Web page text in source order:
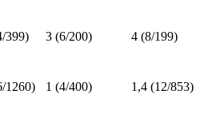
399) 3 (6/200) 4 (8/199)
1260) 1 (4/400) 1,4 (12/853)